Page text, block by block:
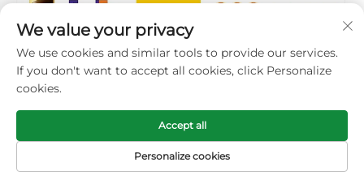
Часто задаваемые вопросы
1. кто мы такие
Мы базируемся в Чжэцзян, Китай, начали свою
Америку (50,00%), Западную Европу (10,00%),
Южную Европу (10,00%), Восточную Европу
(10,00%), Юго-Восточную Азию (10,00%), Южную
Америку (5,00%), Ближний Восток (5,00%). Всего в
ДОМАШНЯЯ
ЭЛЕКТРОННАЯ
We value your privacy
We use cookies and similar tools to provide our services.
If you don't want to accept all cookies, click Personalize
cookies.
Personalize cookies
Accept all